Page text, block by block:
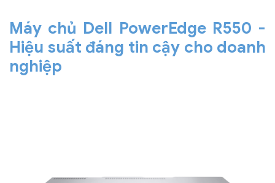
Máy chủ Dell PowerEdge R550 -
Hiệu suất đáng tin cậy cho doanh
nghiệp